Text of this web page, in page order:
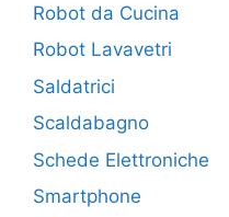
Robot da Cucina
Robot Lavavetri
Saldatrici
Scaldabagno
Schede Elettroniche
Smartphone